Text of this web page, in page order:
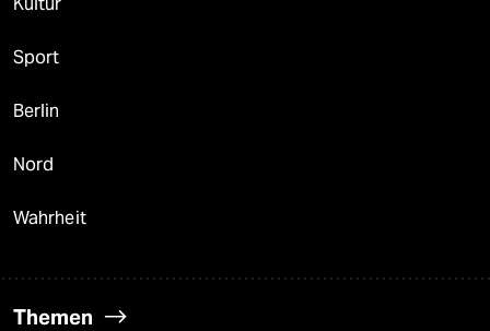
Sport
Berlin
Nord
Wahrheit
Themen